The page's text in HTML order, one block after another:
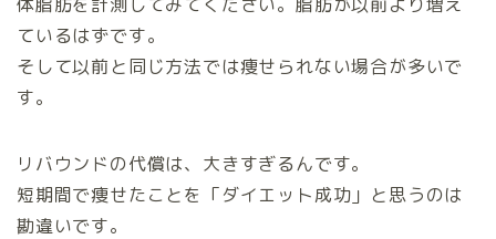
ているはずです。
そして以前と同じ方法では痩せられない場合が多いで
す。
リバウンドの代償は、大きすぎるんです。
短期間で痩せたことを「ダイエット成功」と思うのは
勘違いです。